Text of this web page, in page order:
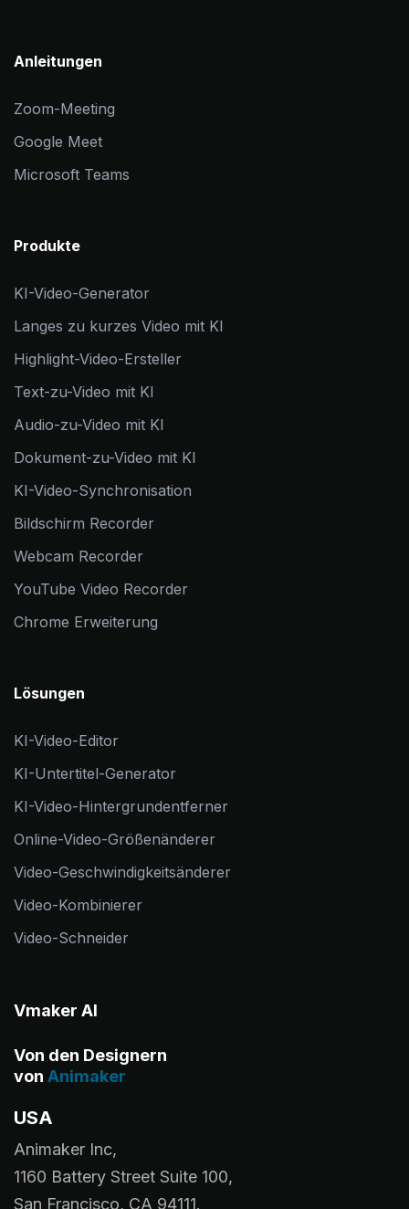
Anleitungen
Zoom-Meeting
Google Meet
Microsoft Teams
Produkte
KI-Video-Generator
Langes zu kurzes Video mit KI
Highlight-Video-Ersteller
Text-zu-Video mit KI
Audio-zu-Video mit KI
Dokument-zu-Video mit KI
KI-Video-Synchronisation
Bildschirm Recorder
Webcam Recorder
YouTube Video Recorder
Chrome Erweiterung
Lösungen
KI-Video-Editor
KI-Untertitel-Generator
KI-Video-Hintergrundentferner
Online-Video-Größenänderer
Video-Geschwindigkeitsänderer
Video-Kombinierer
Video-Schneider
Vmaker AI
Von den Designern
von Animaker
USA
Animaker Inc,
1160 Battery Street Suite 100,
San Francisco, CA 94111.